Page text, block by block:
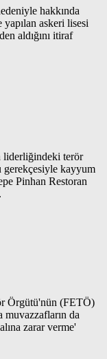
hakkında
askeri lisesi
aldığını itiraf
liderliğindeki terör
gerekçesiyle kayyum
Pinhan Restoran
Örgütü'nün (FETÖ)
da
zarar verme'